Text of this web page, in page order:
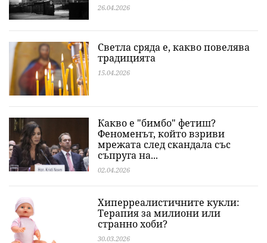
26.04.2026
Светла сряда е, какво повелява
традицията
15.04.2026
Какво е "бимбо" фетиш?
Феноменът, който взриви
мрежата след скандала със
съпруга на...
02.04.2026
Хиперреалистичните кукли:
Терапия за милиони или
странно хоби?
30.03.2026